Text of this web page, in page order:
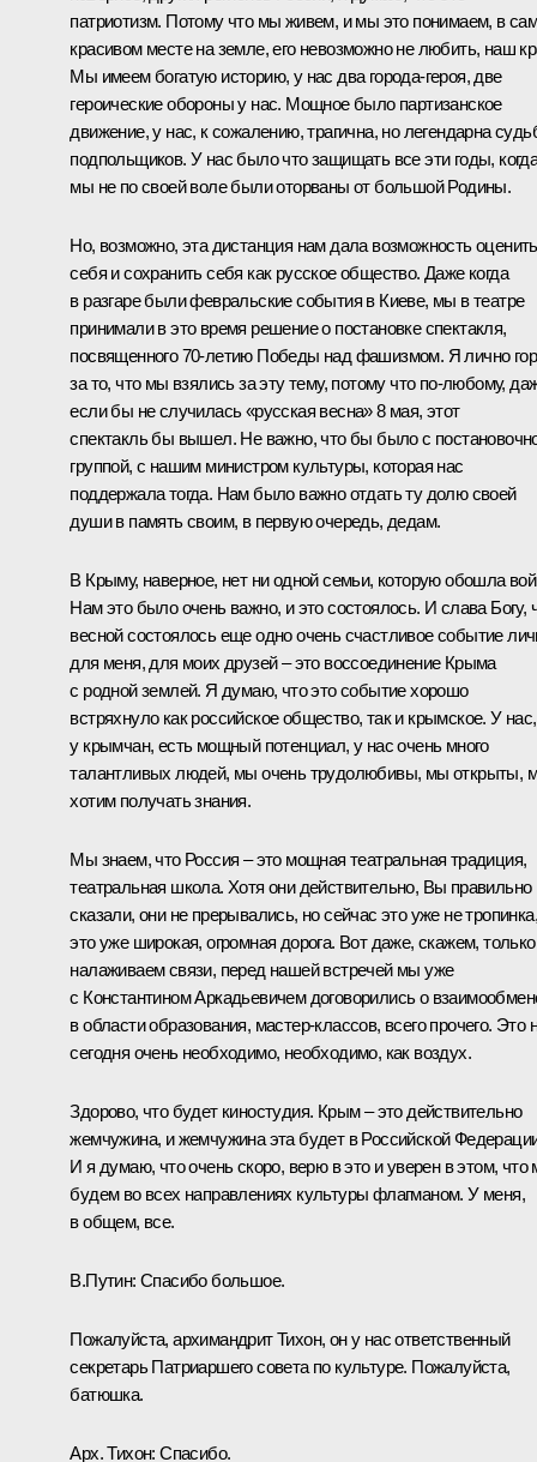
патриотизм. Потому что мы живем, и мы это понимаем, в
красивом месте на земле, его невозможно не любить, наш
Мы имеем богатую историю, у нас два города-героя, две
героические обороны у нас. Мощное было партизанское
движение, у нас, к сожалению, трагична, но легендарна
подпольщиков. У нас было что защищать все эти годы,
мы не по своей воле были оторваны от большой Родины.
Но, возможно, эта дистанция нам дала возможность оценить
себя и сохранить себя как русское общество. Даже когда
в разгаре были февральские события в Киеве, мы в театре
принимали в это время решение о постановке спектакля,
посвященного 70-летию Победы над фашизмом. Я лично
за то, что мы взялись за эту тему, потому что по‑любому,
если бы не случилась «русская весна» 8 мая, этот
спектакль бы вышел. Не важно, что бы было с
группой, с нашим министром культуры, которая нас
поддержала тогда. Нам было важно отдать ту долю своей
души в память своим, в первую очередь, дедам.
В Крыму, наверное, нет ни одной семьи, которую обошла
Нам это было очень важно, и это состоялось. И слава Богу,
весной состоялось еще одно очень счастливое событие
для меня, для моих друзей – это воссоединение Крыма
с родной землей. Я думаю, что это событие хорошо
встряхнуло как российское общество, так и крымское. У нас,
у крымчан, есть мощный потенциал, у нас очень много
талантливых людей, мы очень трудолюбивы, мы открыты,
хотим получать знания.
Мы знаем, что Россия – это мощная театральная традиция,
театральная школа. Хотя они действительно, Вы правильно
сказали, они не прерывались, но сейчас это уже не тропинка,
это уже широкая, огромная дорога. Вот даже, скажем, только
налаживаем связи, перед нашей встречей мы уже
с Константином Аркадьевичем договорились о
в области образования, мастер-классов, всего прочего. Это
сегодня очень необходимо, необходимо, как воздух.
Здорово, что будет киностудия. Крым – это действительно
жемчужина, и жемчужина эта будет в Российской
И я думаю, что очень скоро, верю в это и уверен в этом, что
будем во всех направлениях культуры флагманом. У меня,
в общем, все.
В.Путин: Спасибо большое.
Пожалуйста, архимандрит Тихон, он у нас ответственный
секретарь Патриаршего совета по культуре. Пожалуйста,
батюшка.
Арх. Тихон:Спасибо.